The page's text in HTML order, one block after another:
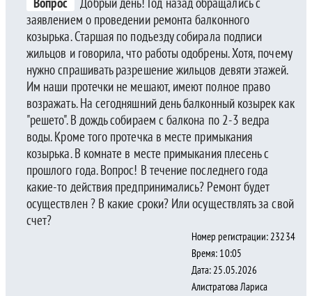
заявлением о проведении ремонта балконного
козырька. Старшая по подъезду собирала подписи
жильцов и говорила, что работы одобрены. Хотя, почему
нужно спрашивать разрешение жильцов девяти этажей.
Им наши протечки не мешают, имеют полное право
возражать. На сегодняшний день балконный козырек как
"решето". В дождь собираем с балкона по 2-3 ведра
воды. Кроме того протечка в месте примыкания
козырька. В комнате в месте примыкания плесень с
прошлого года. Вопрос! В течение последнего года
какие-то действия предпринимались? Ремонт будет
осуществлен ? В какие сроки? Или осуществлять за свой
счет?
Номер регистрации: 23234
Время: 10:05
Дата: 25.05.2026
Алистратова Лариса